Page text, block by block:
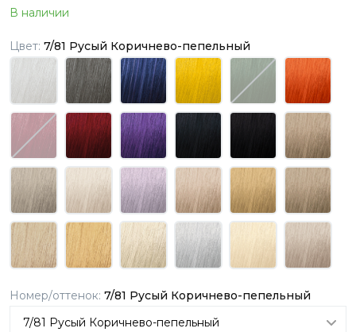
В наличии
Цвет: 7/81 Русый Коричнево-пепельный
Номер/оттенок: 7/81 Русый Коричнево-пепельный